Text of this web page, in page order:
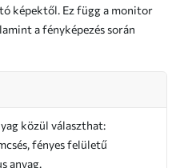
képektől. Ez függ a monitor
a fényképezés során
közül választhat:
fényes felületű
anyag.